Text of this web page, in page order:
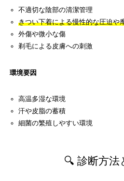
不適切な陰部の清潔管理
きつい下着による慢性的な圧迫や
外傷や微小な傷
剃毛による皮膚への刺激
環境要因
高温多湿な環境
汗や皮脂の蓄積
細菌の繁殖しやすい環境
🔍 診断方法